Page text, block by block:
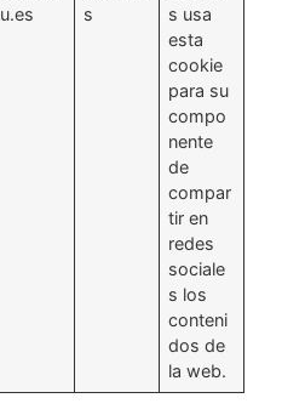
u.es
s
s usa
esta
cookie
para su
compo
nente
de
compar
tir en
redes
sociale
s los
conteni
dos de
la web.